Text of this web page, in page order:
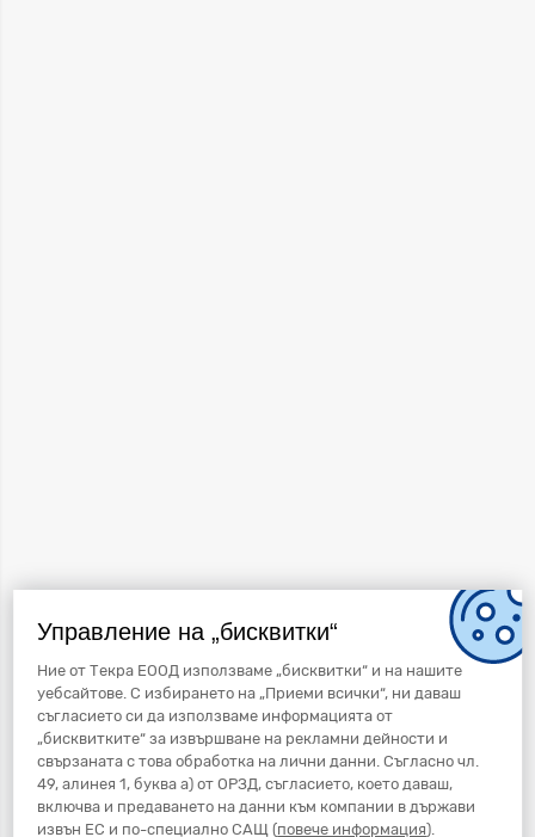
Управление на „бисквитки“
Ние от Текра ЕООД използваме „бисквитки“ и на нашите
уебсайтове. С избирането на „Приеми всички“, ни даваш
съгласието си да използваме информацията от
„бисквитките“ за извършване на рекламни дейности и
свързаната с това обработка на лични данни. Съгласно чл.
49, алинея 1, буква а) от ОРЗД, съгласието, което даваш,
включва и предаването на данни към компании в държави
извън ЕС и по-специално САЩ (повече информация).